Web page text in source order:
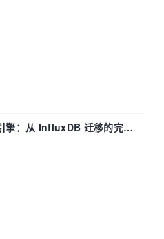
擎：从 InfluxDB 迁移的完整